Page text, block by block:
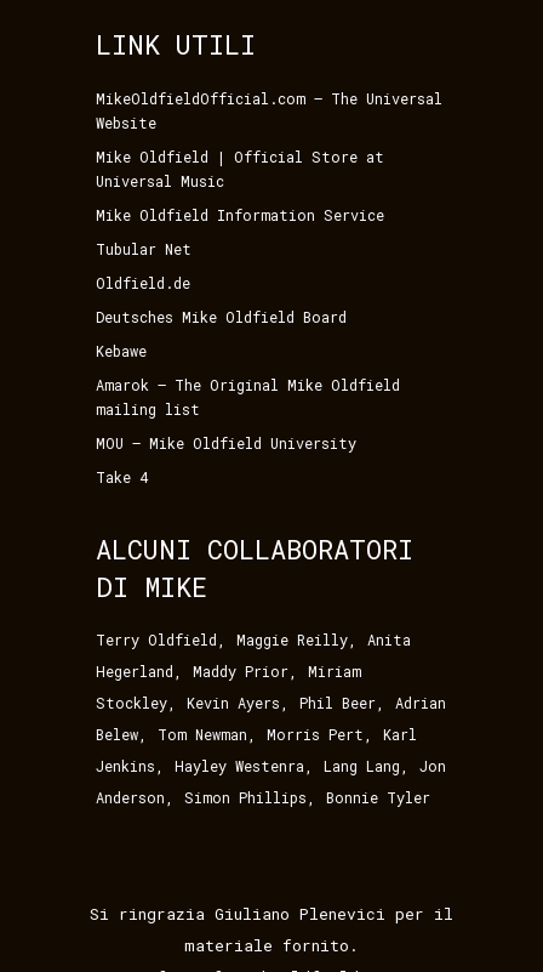
LINK UTILI
MikeOldfieldOfficial.com – The Universal
Website
Mike Oldfield | Official Store at
Universal Music
Mike Oldfield Information Service
Tubular Net
Oldfield.de
Deutsches Mike Oldfield Board
Kebawe
Amarok – The Original Mike Oldfield
mailing list
MOU – Mike Oldfield University
Take 4
ALCUNI COLLABORATORI
DI MIKE
Terry Oldfield, Maggie Reilly,
Anita
Hegerland, Maddy Prior, Miriam
Stockley, Kevin Ayers, Phil Beer,
Adrian
Belew, Tom Newman, Morris Pert, Karl
Jenkins, Hayley Westenra, Lang Lang, Jon
Anderson, Simon Phillips, Bonnie Tyler
Si ringrazia Giuliano Plenevici per il
materiale fornito.